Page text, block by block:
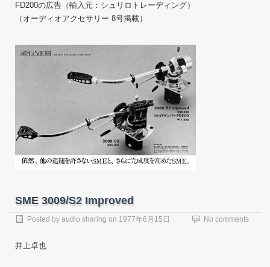
FD200の広告（輸入元：シュリロトレーディング）
（オーディオアクセサリー 8号掲載）
SME 3009/S2 Improved
Posted by audio sharing on 1977年6月15日 No comments
井上卓也